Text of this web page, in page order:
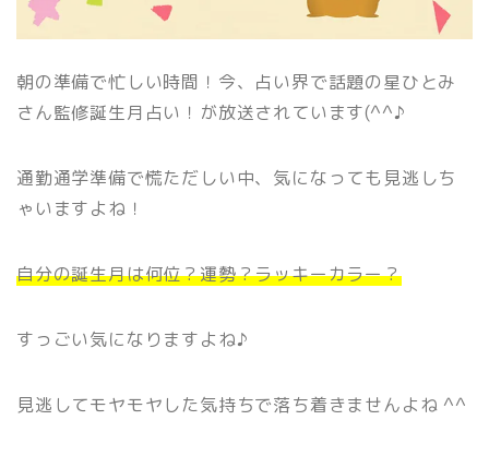
朝の準備で忙しい時間！今、占い界で話題の星ひとみ
さん監修誕生月占い！が放送されています(^^♪
通勤通学準備で慌ただしい中、気になっても見逃しち
ゃいますよね！
自分の誕生月は何位？運勢？ラッキーカラー？
すっごい気になりますよね♪
見逃してモヤモヤした気持ちで落ち着きませんよね ^^